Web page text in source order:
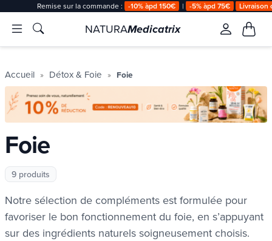
Livraison
Remise sur la commande : -10% àpd 150€ | -5% àpd 75€
NATURAMedicatrix
Accueil Détox & Foie Foie
Foie
9 produits
Notre sélection de compléments est formulée pour
favoriser le bon fonctionnement du foie, en s’appuyant
sur des ingrédients naturels soigneusement choisis.